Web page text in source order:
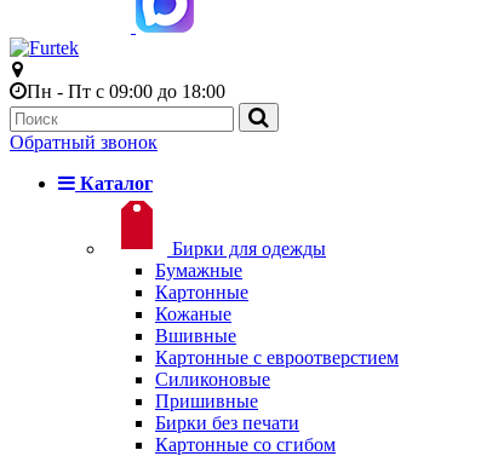
Пн - Пт с 09:00 до 18:00
Обратный звонок
Каталог
Бирки для одежды
Бумажные
Картонные
Кожаные
Вшивные
Картонные с евроотверстием
Силиконовые
Пришивные
Бирки без печати
Картонные со сгибом